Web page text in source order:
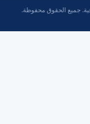
جميع الحقوق محفوظة.